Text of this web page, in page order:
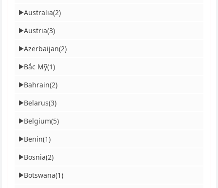
▶Australia(2)
▶Austria(3)
▶Azerbaijan(2)
▶Bắc Mỹ(1)
▶Bahrain(2)
▶Belarus(3)
▶Belgium(5)
▶Benin(1)
▶Bosnia(2)
▶Botswana(1)